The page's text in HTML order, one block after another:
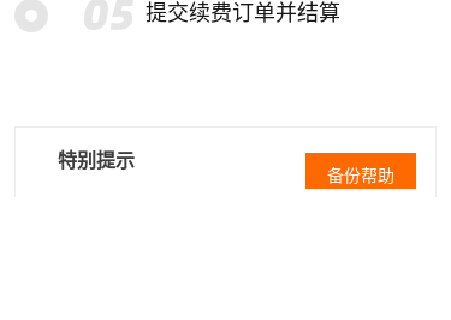
提交续费订单并结算
特别提示
备份帮助